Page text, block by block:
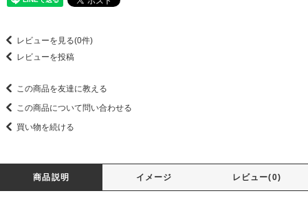
レビューを見る(0件)
レビューを投稿
この商品を友達に教える
この商品について問い合わせる
買い物を続ける
商品説明 イメージ レビュー(0)